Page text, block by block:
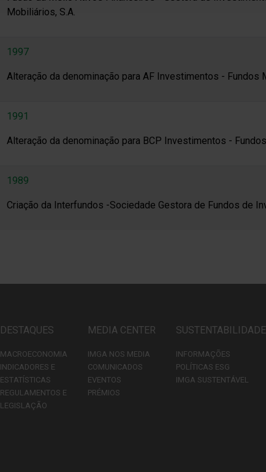
Mobiliários, S.A.
1997
Alteração da denominação para AF Investimentos - Fundos
1991
Alteração da denominação para BCP Investimentos -
1989
Criação da Interfundos -Sociedade Gestora de Fundos de
DESTAQUES
MACROECONOMIA
INDICADORES E
ESTATÍSTICAS
REGULAMENTOS E
LEGISLAÇÃO
MEDIA CENTER
IMGA NOS MEDIA
COMUNICADOS
EVENTOS
PRÉMIOS
SUSTENTABILIDADE
INFORMAÇÕES
POLÍTICAS ESG
IMGA SUSTENTÁVEL